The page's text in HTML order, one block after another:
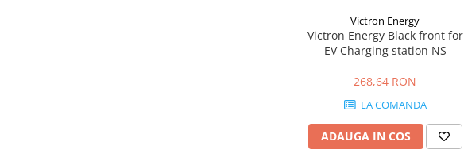
Victron Energy
Victron Energy Black front for
EV Charging station NS
268,64 RON
LA COMANDA
ADAUGA IN COS